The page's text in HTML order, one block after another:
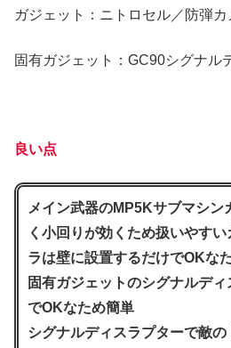
ガジェット：ニトロセル／防弾カ
固有ガジェット：GC90シグナル
良い点
メイン武器のMP5Kサブマシン
く小回りが効くため扱いやす
ラは壁に設置するだけでOKな
固有ガジェットのシグナルデ
でOKなため簡単
シグナルディスラプターで敵